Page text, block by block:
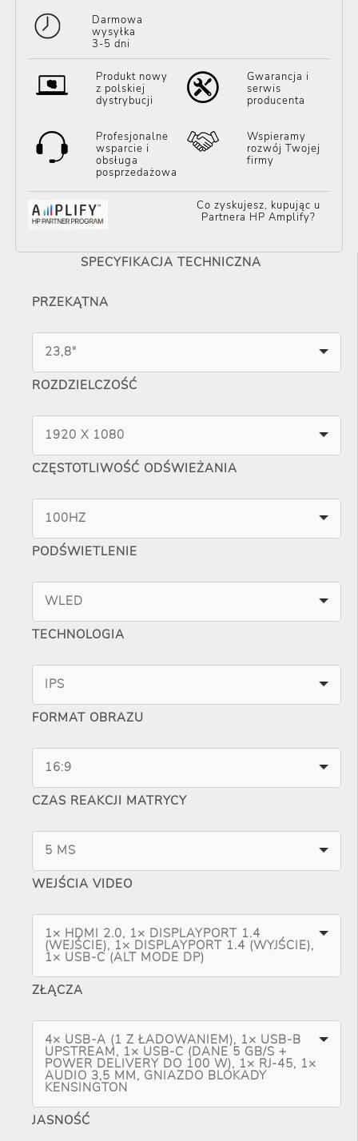
Darmowa
wysyłka
3-5 dni
Produkt nowy
z polskiej
dystrybucji
Gwarancja i
serwis
producenta
Profesjonalne
wsparcie i
obsługa
posprzedażowa
Wspieramy
rozwój Twojej
firmy
Co zyskujesz, kupując u
Partnera HP Amplify?
SPECYFIKACJA TECHNICZNA
PRZEKĄTNA
23,8"
ROZDZIELCZOŚĆ
1920 X 1080
CZĘSTOTLIWOŚĆ ODŚWIEŻANIA
100HZ
PODŚWIETLENIE
WLED
TECHNOLOGIA
IPS
FORMAT OBRAZU
16:9
CZAS REAKCJI MATRYCY
5 MS
WEJŚCIA VIDEO
1× HDMI 2.0, 1× DISPLAYPORT 1.4
(WEJŚCIE), 1× DISPLAYPORT 1.4 (WYJŚCIE),
1× USB-C (ALT MODE DP)
ZŁĄCZA
4× USB-A (1 Z ŁADOWANIEM), 1× USB-B
UPSTREAM, 1× USB-C (DANE 5 GB/S +
POWER DELIVERY DO 100 W), 1× RJ-45, 1×
AUDIO 3,5 MM, GNIAZDO BLOKADY
KENSINGTON
JASNOŚĆ